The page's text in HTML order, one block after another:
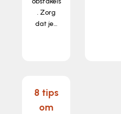
. Zorg
dat je…
8 tips
om